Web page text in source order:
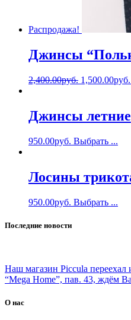
Распродажа!
Джинсы
2,400.00руб. 1,500.00руб.
Джинсы летние
950.00руб. Выбрать ...
Лосины
950.00руб. Выбрать ...
Последние новости
Наш магазин Piccula переехал
“Mega Home”, пав. 43, ждём
О нас